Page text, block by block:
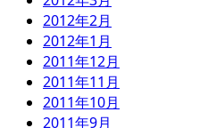
2012年2月
2012年1月
2011年12月
2011年11月
2011年10月
2011年9月